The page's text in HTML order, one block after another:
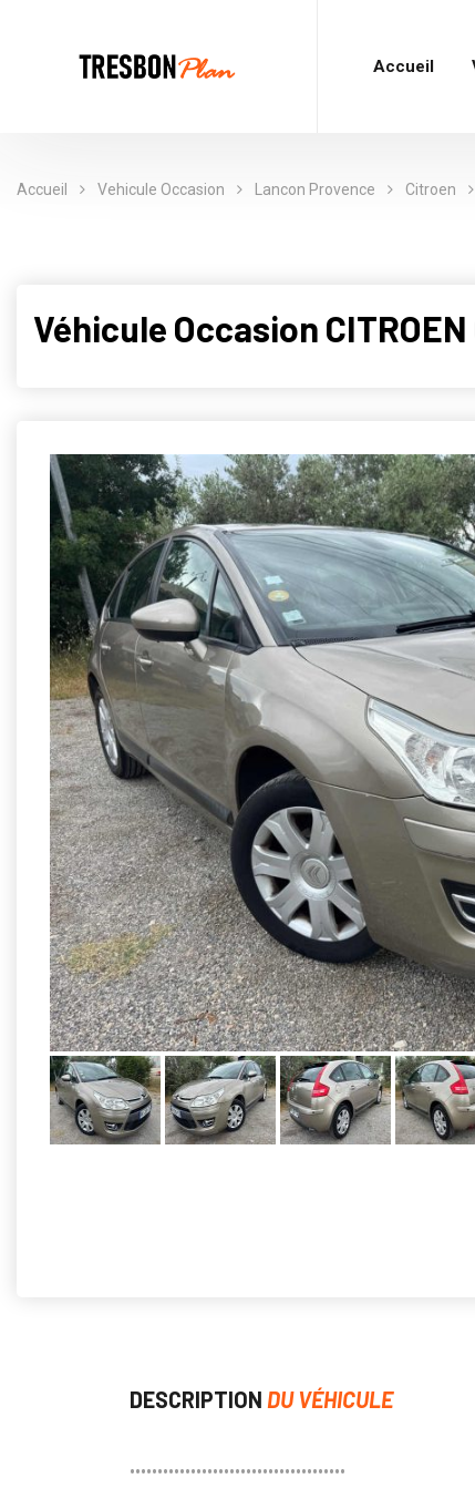
Accueil
Accueil Vehicule Occasion Lancon Provence Citroen
Véhicule Occasion
DESCRIPTION DU VÉHICULE
•••••••••••••••••••••••••••••••••••••••